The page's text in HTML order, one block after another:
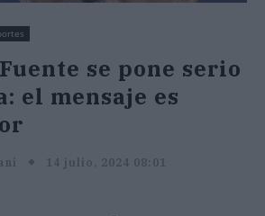
se pone serio
el mensaje es
14 julio, 2024 08:01